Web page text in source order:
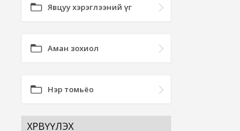
Явцуу хэрэглээний үг
Аман зохиол
Нэр томьёо
ХӨРВҮҮЛЭХ